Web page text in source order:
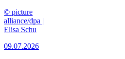
© picture
alliance/dpa |
Elisa Schu
09.07.2026